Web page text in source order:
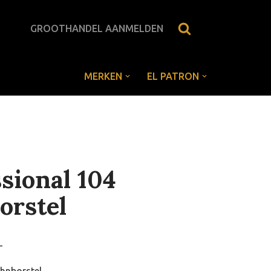
GROOTHANDEL AANMELDEN
MERKEN EL PATRON
104
-